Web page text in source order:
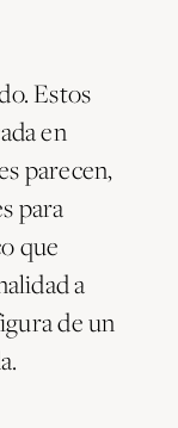
Estos
en
parecen,
para
que
a
de un